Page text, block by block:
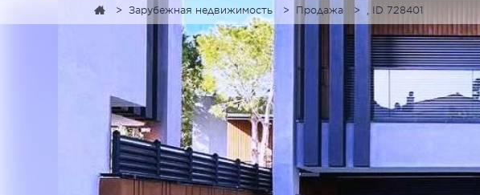
Зарубежная недвижимость Продажа , ID 728401